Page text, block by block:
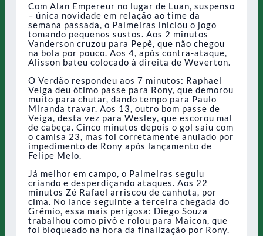
Com Alan Empereur no lugar de Luan, suspenso
– única novidade em relação ao time da
semana passada, o Palmeiras iniciou o jogo
tomando pequenos sustos. Aos 2 minutos
Vanderson cruzou para Pepê, que não chegou
na bola por pouco. Aos 4, após contra-ataque,
Alisson bateu colocado à direita de Weverton.
O Verdão respondeu aos 7 minutos: Raphael
Veiga deu ótimo passe para Rony, que demorou
muito para chutar, dando tempo para Paulo
Miranda travar. Aos 13, outro bom passe de
Veiga, desta vez para Wesley, que escorou mal
de cabeça. Cinco minutos depois o gol saiu com
o camisa 23, mas foi corretamente anulado por
impedimento de Rony após lançamento de
Felipe Melo.
Já melhor em campo, o Palmeiras seguiu
criando e desperdiçando ataques. Aos 22
minutos Zé Rafael arriscou de canhota, por
cima. No lance seguinte a terceira chegada do
Grêmio, essa mais perigosa: Diego Souza
trabalhou como pivô e rolou para Maicon, que
foi bloqueado na hora da finalização por Rony.